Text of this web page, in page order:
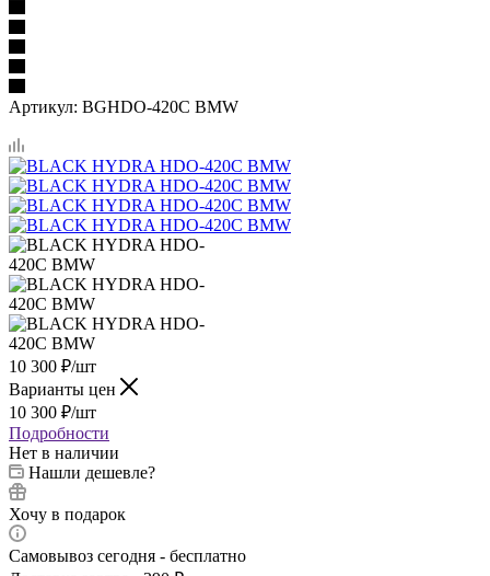
Артикул: BGHDO-420C BMW
10 300 ₽/шт
Варианты цен
10 300 ₽/шт
Подробности
Нет в наличии
Нашли дешевле?
Хочу в подарок
Самовывоз сегодня - бесплатно